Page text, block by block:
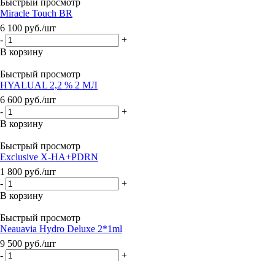
Miracle Touch BR
6 100 руб./шт
-
+
В корзину
Быстрый просмотр
HYALUAL 2,2 % 2 МЛ
6 600 руб./шт
-
+
В корзину
Быстрый просмотр
Exclusive X-HA+PDRN
1 800 руб./шт
-
+
В корзину
Быстрый просмотр
Neauavia Hydro Deluxe 2*1ml
9 500 руб./шт
-
+